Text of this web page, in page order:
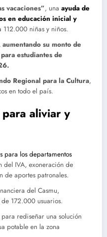
vacaciones”, una ayuda de
en educación inicial y
niñas y niños.
su monto de
estudiantes de
Regional para la Cultura,
en todo el país.
para aliviar y
para los departamentos
del IVA, exoneración de
de aportes patronales.
del Casmu,
172.000 usuarios.
para rediseñar una solución
potable en la zona